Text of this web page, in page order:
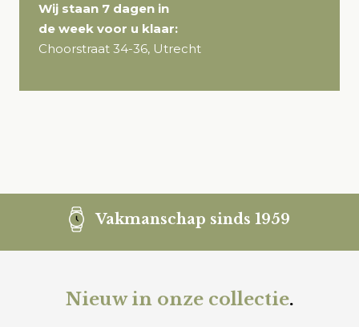
Wij staan 7 dagen in
de week voor u klaar:
Choorstraat 34-36, Utrecht
Vakmanschap sinds 1959
Nieuw in onze collectie.